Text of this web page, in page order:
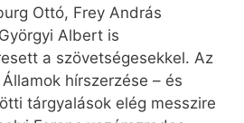
Ottó, Frey András
Albert is
a szövetségesekkel. Az
hírszerzése – és
tárgyalások elég messzire